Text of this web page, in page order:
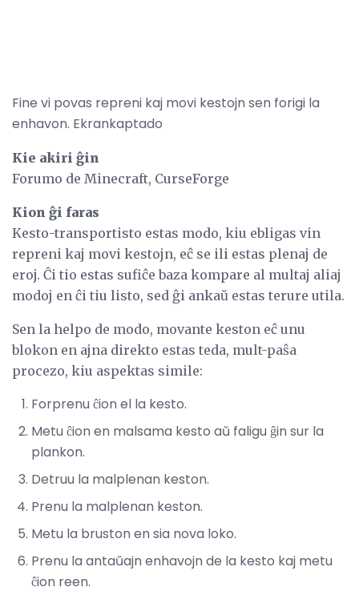
Fine vi povas repreni kaj movi kestojn sen forigi la
enhavon. Ekrankaptado
Kie akiri ĝin
Forumo de Minecraft, CurseForge
Kion ĝi faras
Kesto-transportisto estas modo, kiu ebligas vin
repreni kaj movi kestojn, eĉ se ili estas plenaj de
eroj. Ĉi tio estas sufiĉe baza kompare al multaj aliaj
modoj en ĉi tiu listo, sed ĝi ankaŭ estas terure utila.
Sen la helpo de modo, movante keston eĉ unu
blokon en ajna direkto estas teda, mult-paŝa
procezo, kiu aspektas simile:
Forprenu ĉion el la kesto.
Metu ĉion en malsama kesto aŭ faligu ĝin sur la
plankon.
Detruu la malplenan keston.
Prenu la malplenan keston.
Metu la bruston en sia nova loko.
Prenu la antaŭajn enhavojn de la kesto kaj metu
ĉion reen.